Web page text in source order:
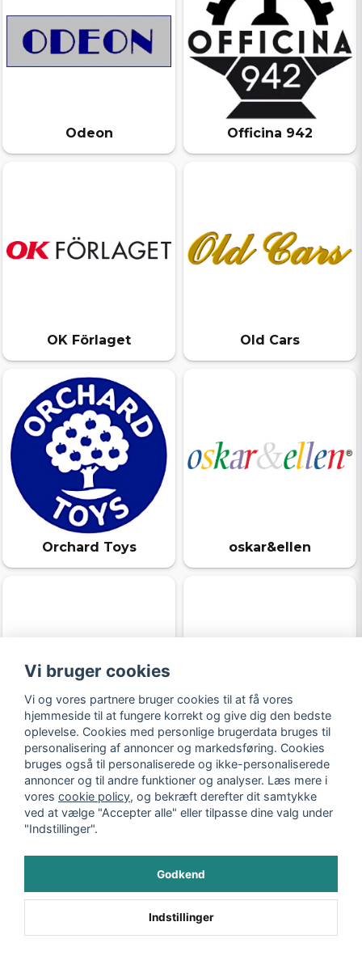
Odeon Officina 942
OK Förlaget Old Cars
Orchard Toys oskar&ellen
Ottomobile Oxford
Vi bruger cookies
Vi og vores partnere bruger cookies til at få vores
hjemmeside til at fungere korrekt og give dig den bedste
oplevelse. Cookies med personlige brugerdata bruges til
personalisering af annoncer og markedsføring. Cookies
bruges også til personaliserede og ikke-personaliserede
annoncer og til andre funktioner og analyser. Læs mere i
vores cookie policy, og bekræft derefter dit samtykke
ved at vælge "Accepter alle" eller tilpasse dine valg under
"Indstillinger".
Godkend
Indstillinger